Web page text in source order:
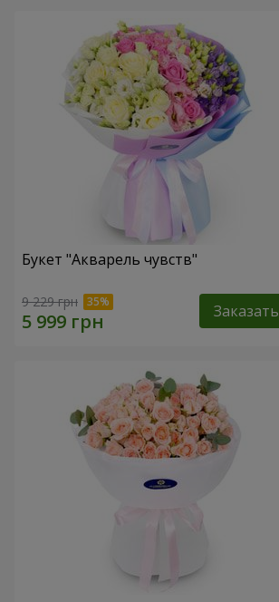
Букет "Акварель чувств"
9 229 грн Заказать